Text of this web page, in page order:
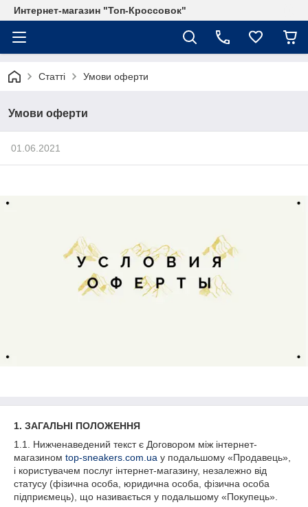
Интернет-магазин "Топ-Кроссовок"
Статті Умови оферти
Умови оферти
01.06.2021
1. ЗАГАЛЬНІ ПОЛОЖЕННЯ
1.1. Нижченаведений текст є Договором між інтернет-
магазином top-sneakers.com.ua у подальшому «Продавець»,
і користувачем послуг інтернет-магазину, незалежно від
статусу (фізична особа, юридична особа, фізична особа
підприємець), що називається у подальшому «Покупець».